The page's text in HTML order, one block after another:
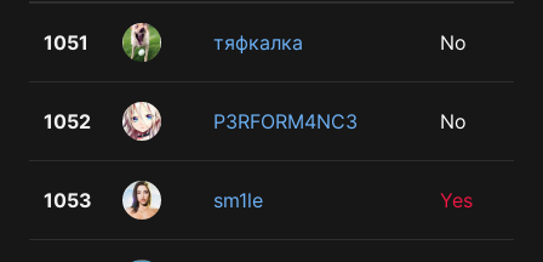
1051 тяфкалка No
1052 P3RFORM4NC3 No
1053 sm1le Yes